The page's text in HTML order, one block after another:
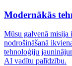
Modernākās
Mūsu galvenā misija
nodrošināšanā
tehnoloģiju
AI vadītu palīdzību.